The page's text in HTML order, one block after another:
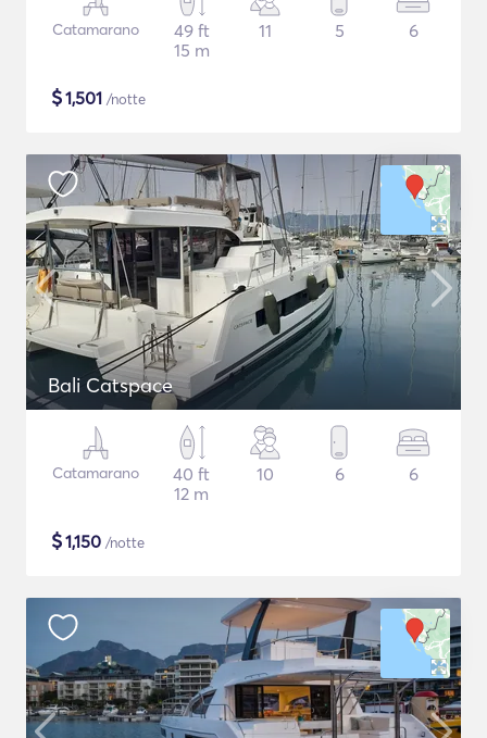
Catamarano
49 ft
15 m
11 5 6
$1,501 /notte
Bali Catspace
Catamarano
40 ft
12 m
10 6 6
$1,150 /notte